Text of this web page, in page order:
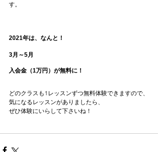
す。
2021年は、なんと！
3月～5月
入会金（1万円）が無料に！
どのクラスも1レッスンずつ無料体験できますので、
気になるレッスンがありましたら、
ぜひ体験にいらして下さいね！